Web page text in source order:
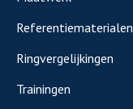
Referentiematerialen
Ringvergelijkingen
Trainingen